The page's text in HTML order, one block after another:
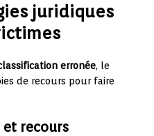
juridiques
erronée, le
de recours pour faire
et recours